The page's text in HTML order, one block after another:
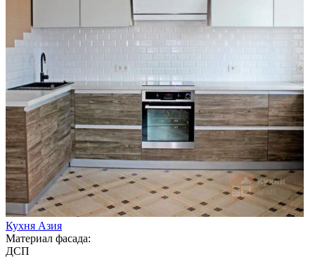
Кухня Азия
Материал фасада:
ДСП